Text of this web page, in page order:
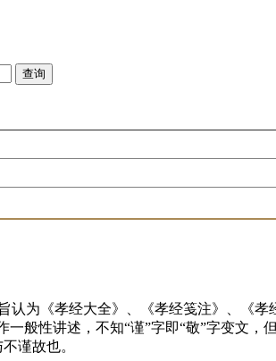
为《孝经大全》、《孝经笺注》、《孝
般性讲述，不知“谨”字即“敬”字变文，
谨故也。